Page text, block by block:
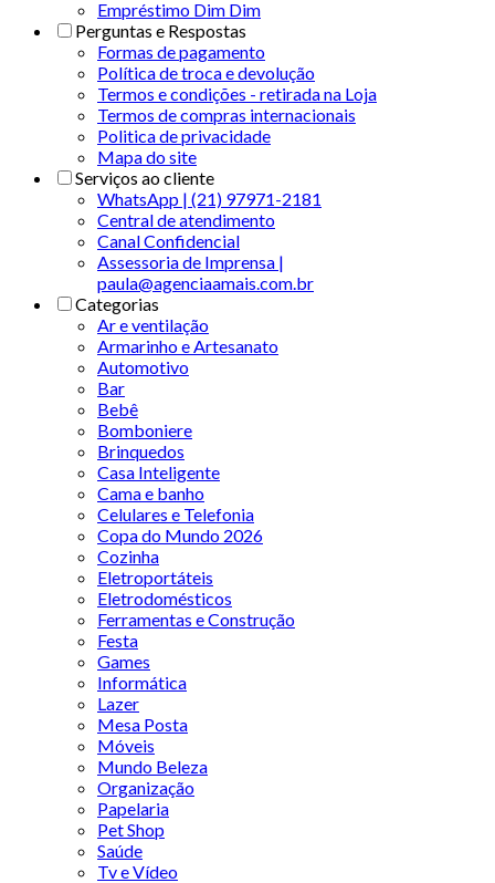
Empréstimo Dim Dim
Perguntas e Respostas
Formas de pagamento
Política de troca e devolução
Termos e condições - retirada na Loja
Termos de compras internacionais
Politica de privacidade
Mapa do site
Serviços ao cliente
WhatsApp | (21) 97971-2181
Central de atendimento
Canal Confidencial
Assessoria de Imprensa |
paula@agenciaamais.com.br
Categorias
Ar e ventilação
Armarinho e Artesanato
Automotivo
Bar
Bebê
Bomboniere
Brinquedos
Casa Inteligente
Cama e banho
Celulares e Telefonia
Copa do Mundo 2026
Cozinha
Eletroportáteis
Eletrodomésticos
Ferramentas e Construção
Festa
Games
Informática
Lazer
Mesa Posta
Móveis
Mundo Beleza
Organização
Papelaria
Pet Shop
Saúde
Tv e Vídeo